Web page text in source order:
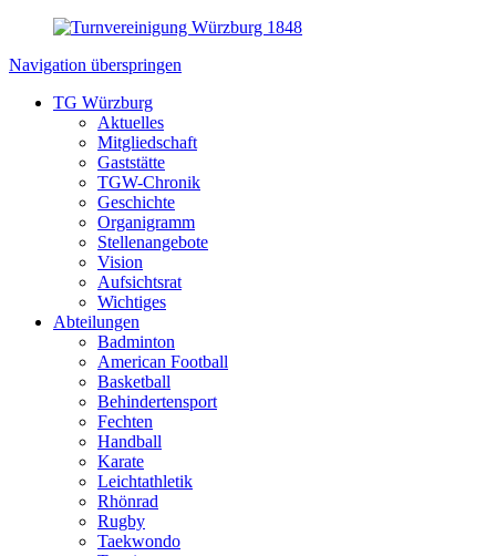
Navigation überspringen
TG Würzburg
Aktuelles
Mitgliedschaft
Gaststätte
TGW-Chronik
Geschichte
Organigramm
Stellenangebote
Vision
Aufsichtsrat
Wichtiges
Abteilungen
Badminton
American Football
Basketball
Behindertensport
Fechten
Handball
Karate
Leichtathletik
Rhönrad
Rugby
Taekwondo